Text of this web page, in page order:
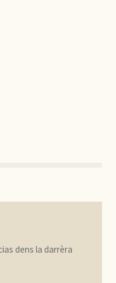
dens la darrèra